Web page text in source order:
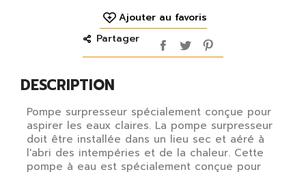
DESCRIPTION
Pompe surpresseur spécialement conçue pour
aspirer les eaux claires. La pompe surpresseur
doit être installée dans un lieu sec et aéré à
l'abri des intempéries et de la chaleur. Cette
pompe à eau est spécialement conçue pour
Ajouter au favoris
Partager